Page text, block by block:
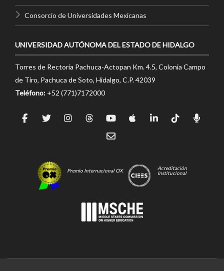
Consorcio de Universidades Mexicanas
UNIVERSIDAD AUTÓNOMA DEL ESTADO DE HIDALGO
Torres de Rectoría Pachuca-Actopan Km. 4.5, Colonia Campo
de Tiro, Pachuca de Soto, Hidalgo, C.P. 42039
Teléfono: +52 (771)7172000
Premio Internacional OX
Acreditación
Institucional